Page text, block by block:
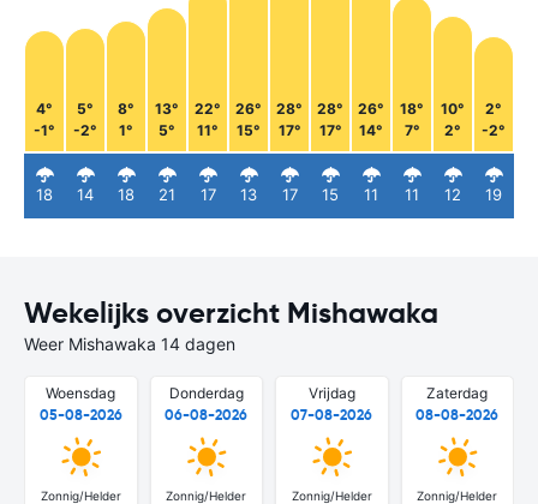
4°
-1°
18
5°
-2°
14
8°
1°
18
13°
5°
21
22°
11°
17
26°
15°
13
28°
17°
17
28°
17°
15
26°
14°
11
18°
7°
11
10°
2°
12
2°
-2°
19
Wekelijks overzicht Mishawaka
Weer Mishawaka 14 dagen
Woensdag
05-08-2026
Zonnig/Helder
Donderdag
06-08-2026
Zonnig/Helder
Vrijdag
07-08-2026
Zonnig/Helder
Zaterdag
08-08-2026
Zonnig/Helder